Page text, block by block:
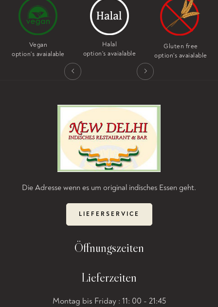
Halal
option's avaialable
Gluten free
option's avaialable
Nut free
option's avaialable
Die Adresse wenn es um original indisches Essen geht.
LIEFERSERVICE
Öffnungszeiten
Lieferzeiten
Montag bis Friday : 11: 00 - 21:45